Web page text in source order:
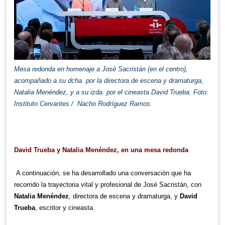
Mesa redonda en homenaje a José Sacristán (en el centro),
acompañado a su dcha. por la directora de escena y dramaturga,
Natalia Menéndez, y a su izda. por el cineasta David Trueba. Foto:
Instituto Cervantes / Nacho Rodríguez Ramos.
David Trueba y Natalia Menéndez, en una mesa redonda
A continuación, se ha desarrollado una conversación que ha
recorrido la trayectoria vital y profesional de José Sacristán, con
Natalia Menéndez, directora de escena y dramaturga, y David
Trueba, escritor y cineasta.